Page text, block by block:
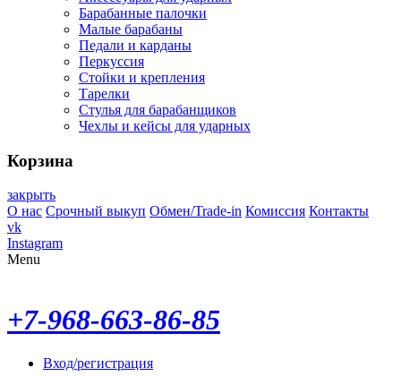
Барабанные палочки
Малые барабаны
Педали и карданы
Перкуссия
Стойки и крепления
Тарелки
Стулья для барабанщиков
Чехлы и кейсы для ударных
Корзина
закрыть
О нас Срочный выкуп Обмен/Trade-in Комиссия Контакты
vk
Instagram
Menu
+7-968-663-86-85
Вход/регистрация